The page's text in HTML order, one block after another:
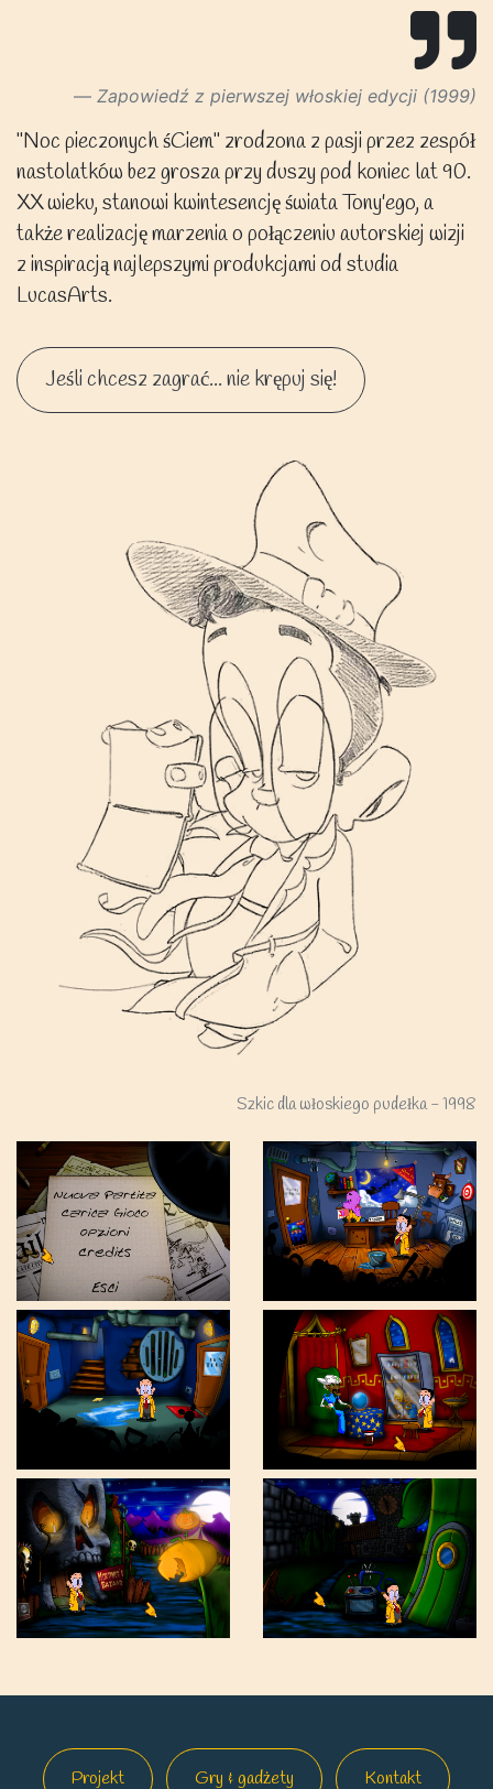
Zapowiedź z pierwszej włoskiej edycji (1999)
"Noc pieczonych śCiem" zrodzona z pasji przez zespół
nastolatków bez grosza przy duszy pod koniec lat 90.
XX wieku, stanowi kwintesencję świata Tony'ego, a
także realizację marzenia o połączeniu autorskiej wizji
z inspiracją najlepszymi produkcjami od studia
LucasArts.
Jeśli chcesz zagrać... nie krępuj się!
Szkic dla włoskiego pudełka - 1998
Projekt Gry & gadżety Kontakt